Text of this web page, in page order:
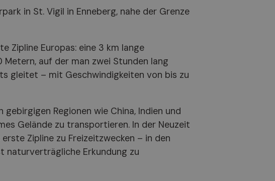
in St. Vigil in Enneberg, nahe der Grenze
Zipline Europas: eine 3 km lange
auf der man zwei Stunden lang
gleitet – mit Geschwindigkeiten von bis zu
Regionen wie China, Indien und
Gelände zu transportieren. In der Neuzeit
Zipline zu Freizeitzwecken – in den
naturverträgliche Erkundung zu